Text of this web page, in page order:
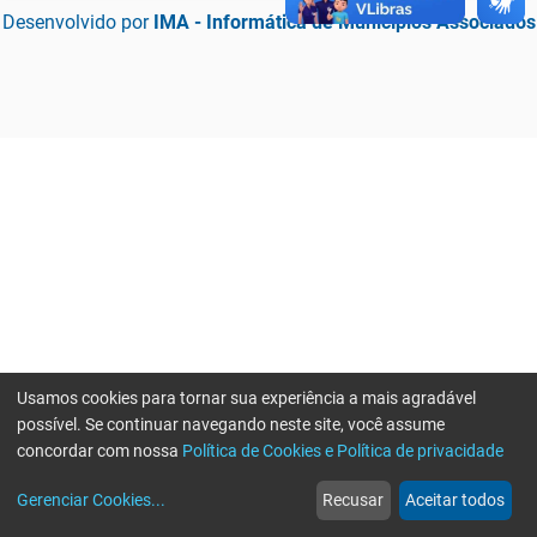
Desenvolvido por IMA - Informática de Municípios Associados
web
Notícias
more_horiz
Mais
Usamos cookies para tornar sua experiência a mais agradável
possível. Se continuar navegando neste site, você assume
concordar com nossa Política de Cookies e Política de privacidade
Gerenciar Cookies... Recusar Aceitar todos
Erro ao enviar informações, por favor tente novamente